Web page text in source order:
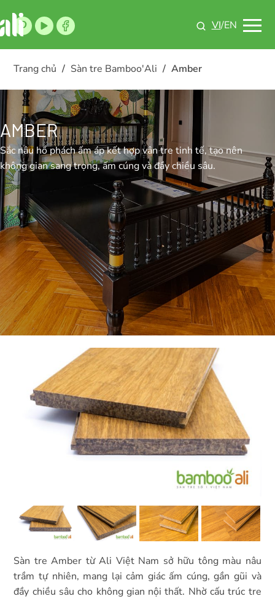
VI/EN
Trang chủ / Sàn tre Bamboo'Ali / Amber
AMBER
Sắc nâu hổ phách ấm áp kết hợp vân tre tinh tế, tạo nên
không gian sang trọng, ấm cúng và đầy chiều sâu.
Sàn tre Amber từ Ali Việt Nam sở hữu tông màu nâu
trầm tự nhiên, mang lại cảm giác ấm cúng, gần gũi và
đầy chiều sâu cho không gian nội thất. Nhờ cấu trúc tre